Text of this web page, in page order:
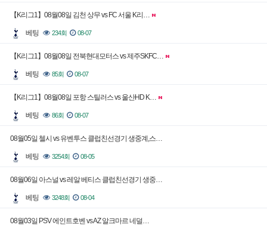
【K리그1】08월08일 김천 상무 vs FC 서울 K리…
베팅 234회 08-07
【K리그1】08월08일 전북현대모터스 vs 제주SKFC…
베팅 85회 08-07
【K리그1】08월08일 포항 스틸러스 vs 울산HD K…
베팅 86회 08-07
08월05일 첼시 vs 유벤투스 클럽친선경기 생중계,스…
베팅 3254회 08-05
08월06일 아스널 vs 레알 베티스 클럽친선경기 생중…
베팅 3248회 08-04
08월03일 PSV 에인트호벤 vs AZ 알크마르 네덜…